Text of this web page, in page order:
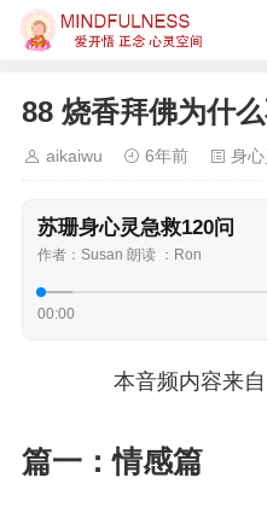
88 烧香拜佛为什
aikaiwu 6年前 身
苏珊身心灵急救120问
作者：Susan 朗读 ：Ron
00:00
本音频内容来
篇一：情感篇